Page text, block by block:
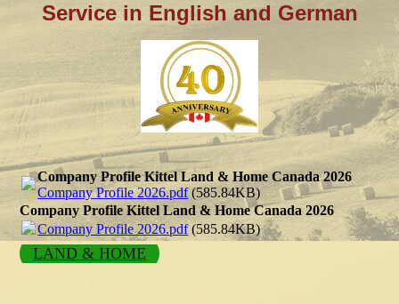
Service in English and German
Company Profile Kittel Land & Home Canada 2026
Company Profile 2026.pdf(585.84KB)
Company Profile Kittel Land & Home Canada 2026
Company Profile 2026.pdf(585.84KB)
LAND & HOME